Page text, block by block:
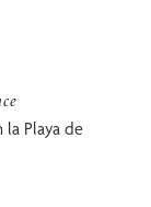
la Playa de